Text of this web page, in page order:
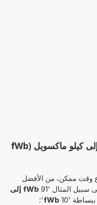
الآلة الحاسبة: تحويل فمتو ويبر إلى كيلو ماكسويل (fWb
وقت ممكن، من الأفضل
سبيل المثال '91
fWb إلى
'10
fWb
':